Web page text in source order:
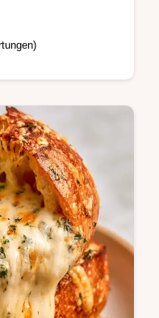
machen
besonders
das Rezept